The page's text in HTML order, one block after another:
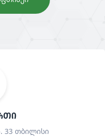
33 თბილისი